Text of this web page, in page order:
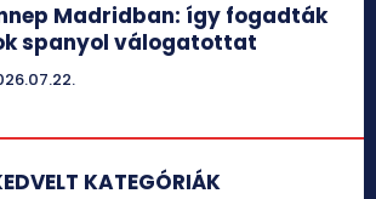
Madridban: így fogadták
spanyol válogatottat
KATEGÓRIÁK